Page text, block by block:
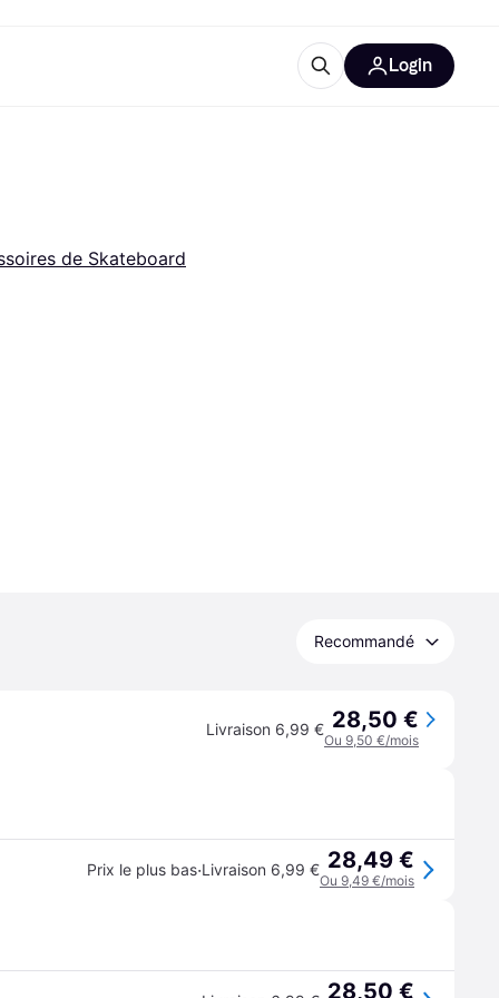
Login
de Skateboard
Recommandé
Livraison 6,99 € 28,50 €
Ou 9,50 €/mois
Prix le plus bas·Livraison 6,99 € 28,49 €
Ou 9,49 €/mois
28,50 €